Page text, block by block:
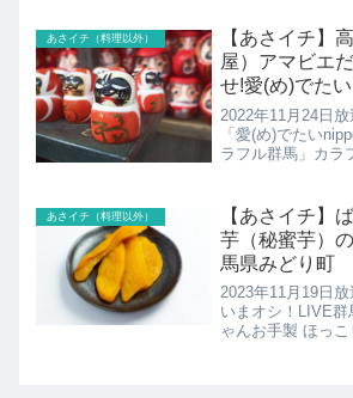
リーニング君津
あさイチ（料理以外）
【あさイチ】
屋）アマビエ
せ!愛(め)でた
2022年11月24日
「愛(め)でたい
ラフル群馬」カラ
あさイチ（料理以外）
【あさイチ】
芋（秘蜜芋）
馬県みどり町
2023年11月19日
いまオシ！LIVE
ゃんお手製 ほっ